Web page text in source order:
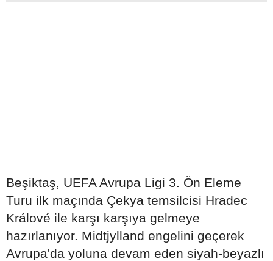
Beşiktaş, UEFA Avrupa Ligi 3. Ön Eleme
Turu ilk maçında Çekya temsilcisi Hradec
Králové ile karşı karşıya gelmeye
hazırlanıyor. Midtjylland engelini geçerek
Avrupa'da yoluna devam eden siyah-beyazlı